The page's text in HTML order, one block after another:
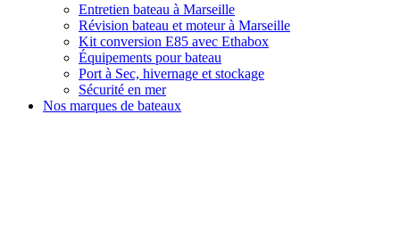
Entretien bateau à Marseille
Révision bateau et moteur à Marseille
Kit conversion E85 avec Ethabox
Équipements pour bateau
Port à Sec, hivernage et stockage
Sécurité en mer
Nos marques de bateaux